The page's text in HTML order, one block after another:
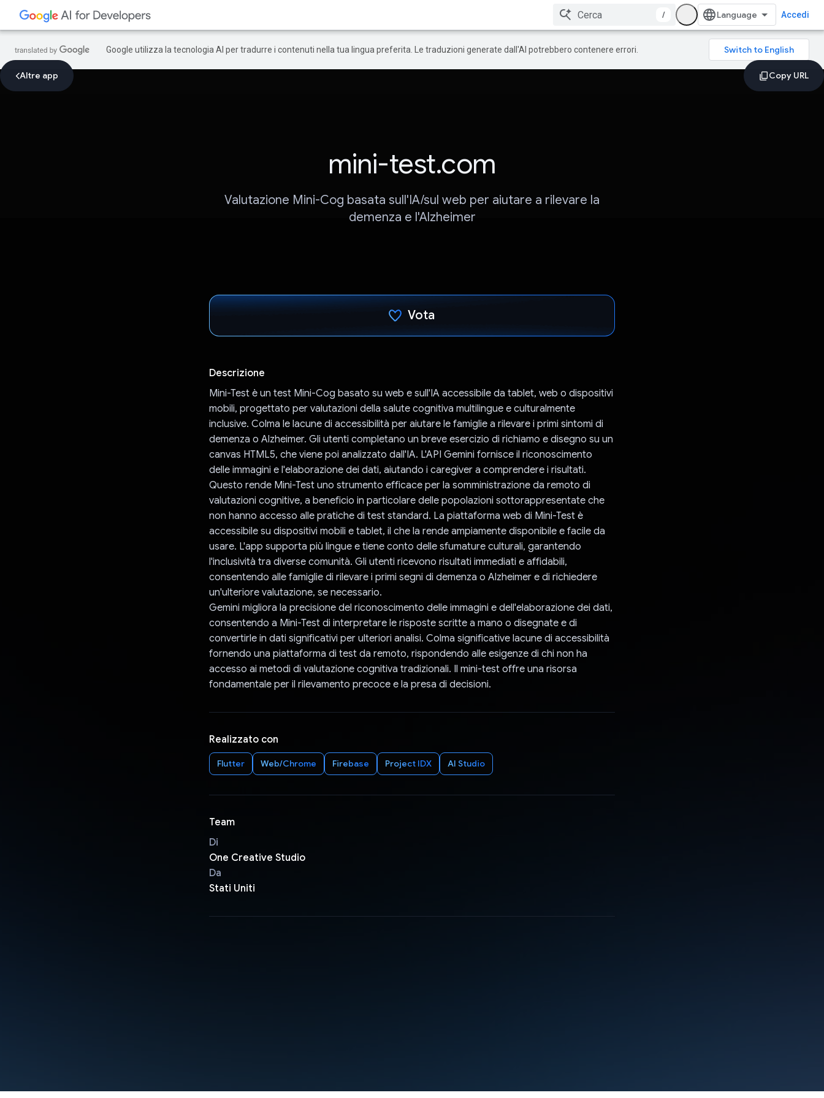
/ Accedi
Google utilizza la tecnologia AI per tradurre i contenuti nella tua lingua preferita. Le traduzioni generate dall'AI potrebbero contenere errori.
Altre app
mini-test.com
Valutazione Mini-Cog basata sull'IA/sul web per aiutare a rilevare la
demenza e l'Alzheimer
Vota
Descrizione
Mini-Test è un test Mini-Cog basato su web e sull'IA accessibile da tablet, web o dispositivi
mobili, progettato per valutazioni della salute cognitiva multilingue e culturalmente
inclusive. Colma le lacune di accessibilità per aiutare le famiglie a rilevare i primi sintomi di
demenza o Alzheimer. Gli utenti completano un breve esercizio di richiamo e disegno su un
canvas HTML5, che viene poi analizzato dall'IA. L'API Gemini fornisce il riconoscimento
delle immagini e l'elaborazione dei dati, aiutando i caregiver a comprendere i risultati.
Questo rende Mini-Test uno strumento efficace per la somministrazione da remoto di
valutazioni cognitive, a beneficio in particolare delle popolazioni sottorappresentate che
non hanno accesso alle pratiche di test standard. La piattaforma web di Mini-Test è
accessibile su dispositivi mobili e tablet, il che la rende ampiamente disponibile e facile da
usare. L'app supporta più lingue e tiene conto delle sfumature culturali, garantendo
l'inclusività tra diverse comunità. Gli utenti ricevono risultati immediati e affidabili,
consentendo alle famiglie di rilevare i primi segni di demenza o Alzheimer e di richiedere
un'ulteriore valutazione, se necessario.
Gemini migliora la precisione del riconoscimento delle immagini e dell'elaborazione dei dati,
consentendo a Mini-Test di interpretare le risposte scritte a mano o disegnate e di
convertirle in dati significativi per ulteriori analisi. Colma significative lacune di accessibilità
fornendo una piattaforma di test da remoto, rispondendo alle esigenze di chi non ha
accesso ai metodi di valutazione cognitiva tradizionali. Il mini-test offre una risorsa
fondamentale per il rilevamento precoce e la presa di decisioni.
Realizzato con
Flutter Web/Chrome Firebase Project IDX AI Studio
Team
Di
One Creative Studio
Da
Stati Uniti